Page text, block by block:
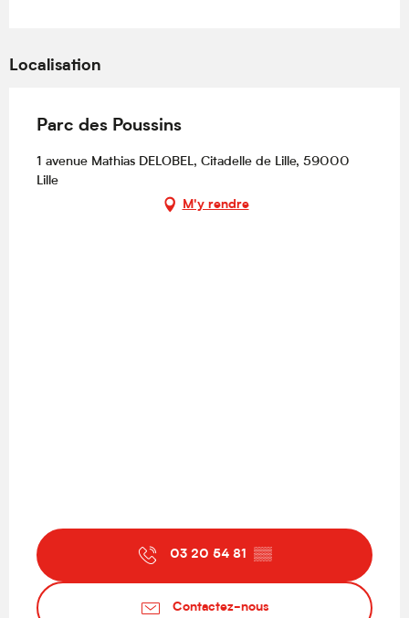
Localisation
Parc des Poussins
1 avenue Mathias DELOBEL, Citadelle de Lille, 59000
Lille
M'y rendre
03 20 54 81 ▒▒
Contactez-nous